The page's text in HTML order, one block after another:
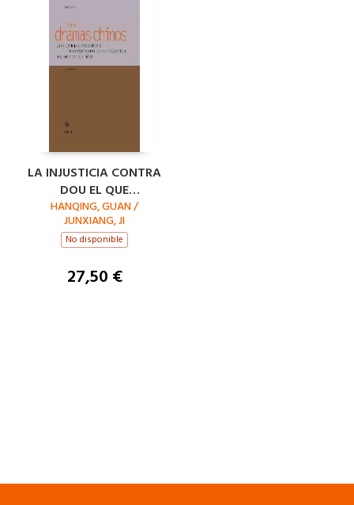
LA INJUSTICIA CONTRA
DOU EL QUE
CONMOVIÓ EL CIELO Y
LA TIERRA ; EL HUÉ
HANQING, GUAN /
JUNXIANG, JI
No disponible
27,50 €